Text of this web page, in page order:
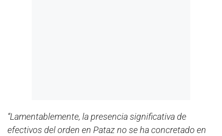
“Lamentablemente, la presencia significativa de
efectivos del orden en Pataz no se ha concretado en